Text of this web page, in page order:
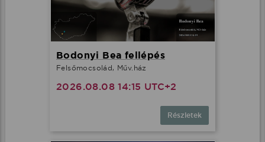
Bodonyi Bea fellépés
Felsőmocsolád, Műv.ház
2026.08.08 14:15 UTC+2
Részletek